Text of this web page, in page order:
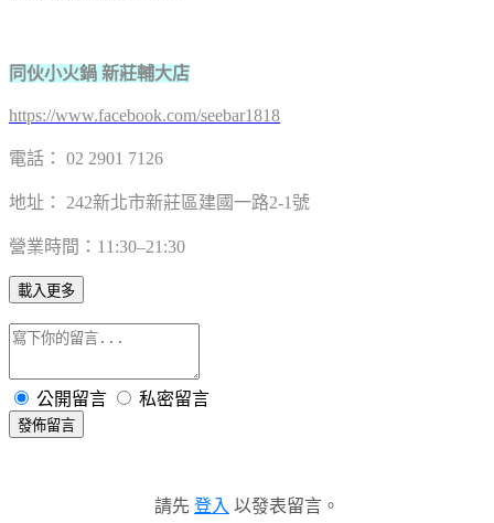
同伙小火鍋 新莊輔大店
https://www.facebook.com/seebar1818
電話： 02 2901 7126
地址： 242新北市新莊區建國一路2-1號
營業時間：11:30–21:30
載入更多
公開留言 私密留言
發佈留言
請先 登入 以發表留言。